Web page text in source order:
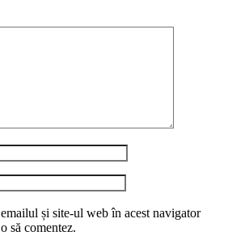
și site-ul web în acest navigator
să comentez.